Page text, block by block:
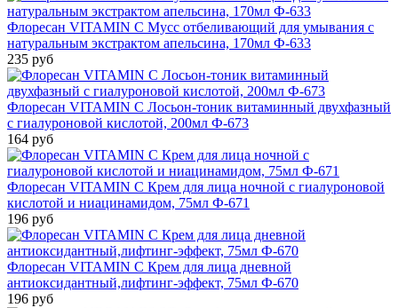
Флоресан VITAMIN C Мусс отбеливающий для умывания с
натуральным экстрактом апельсина, 170мл Ф-633
235 руб
Флоресан VITAMIN C Лосьон-тоник витаминный двухфазный
с гиалуроновой кислотой, 200мл Ф-673
164 руб
Флоресан VITAMIN C Крем для лица ночной с гиалуроновой
кислотой и ниацинамидом, 75мл Ф-671
196 руб
Флоресан VITAMIN C Крем для лица дневной
антиоксидантный,лифтинг-эффект, 75мл Ф-670
196 руб